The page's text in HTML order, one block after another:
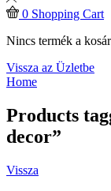
0 Shopping Cart
Nincs termék a
Vissza az Üzletbe
Home
Products
decor”
Vissza